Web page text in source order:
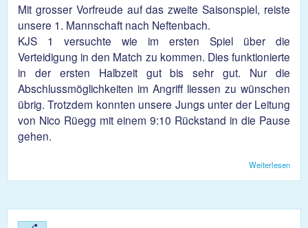
Mit grosser Vorfreude auf das zweite Saisonspiel, reiste
unsere 1. Mannschaft nach Neftenbach.
KJS 1 versuchte wie im ersten Spiel über die
Verteidigung in den Match zu kommen. Dies funktionierte
in der ersten Halbzeit gut bis sehr gut. Nur die
Abschlussmöglichkeiten im Angriff liessen zu wünschen
übrig. Trotzdem konnten unsere Jungs unter der Leitung
von Nico Rüegg mit einem 9:10 Rückstand in die Pause
gehen.
Weiterlesen